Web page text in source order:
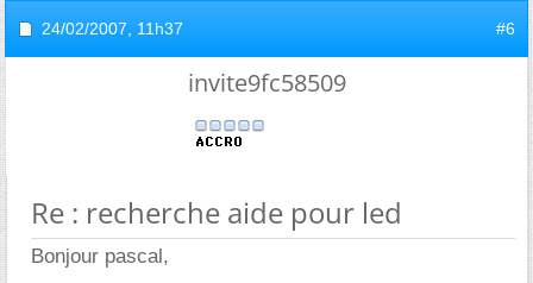
24/02/2007, 11h37 #6
invite9fc58509
Re : recherche aide pour led
Bonjour pascal,